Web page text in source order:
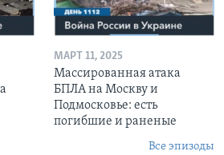
МАРТ 11, 2025
Массированная атака
БПЛА на Москву и
Подмосковье: есть
погибшие и раненые
Все эпизоды